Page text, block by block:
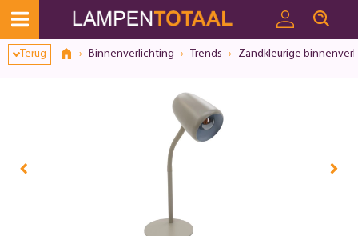
Terug Binnenverlichting Trends Zandkleurige